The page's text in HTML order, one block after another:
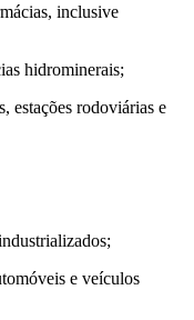
inclusive
hidrominerais;
estações rodoviárias e
e veículos